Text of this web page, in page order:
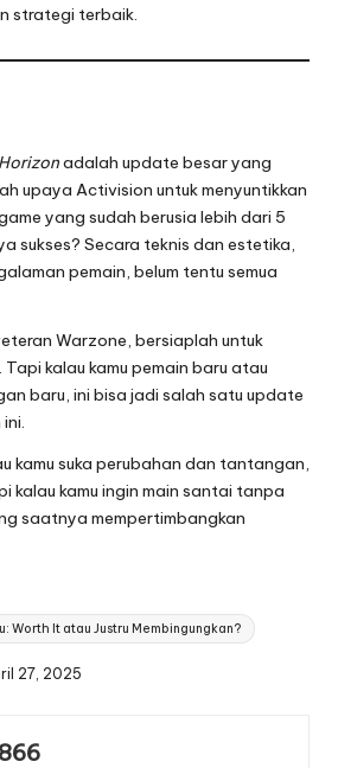
strategi terbaik.
adalah update besar yang
upaya Activision untuk menyuntikkan
yang sudah berusia lebih dari 5
sukses? Secara teknis dan estetika,
pemain, belum tentu semua
Warzone, bersiaplah untuk
kalau kamu pemain baru atau
baru, ini bisa jadi salah satu update
kamu suka perubahan dan tantangan,
kalau kamu ingin main santai tanpa
saatnya mempertimbangkan
Worth It atau Justru Membingungkan?
27, 2025